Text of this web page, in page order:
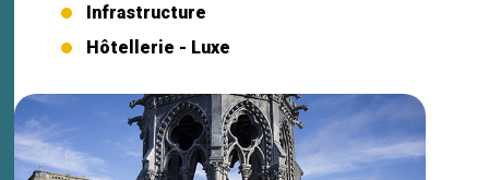
Infrastructure
Hôtellerie - Luxe